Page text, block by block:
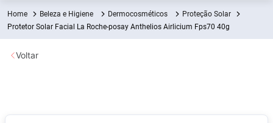
Beleza e Higiene Dermocosméticos
Proteção Solar
Protetor Solar Facial La Roche-posay Anthelios Airlicium Fps70 40g
Voltar
Termos mais buscados
1º Fralda
2